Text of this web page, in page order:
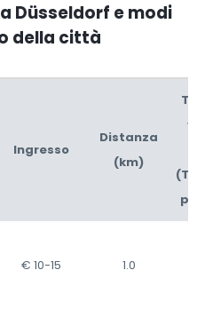
Düsseldorf e modi
della città
Ingresso
Distanza
(km)
€ 10-15 1.0